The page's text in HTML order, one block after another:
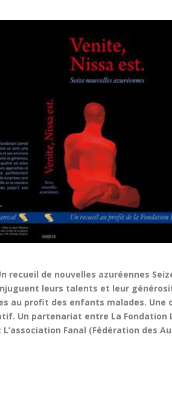
recueil de nouvelles azuréennes
leurs talents et leur
au profit des enfants malades. Une
Un partenariat entre La Fondation
Fanal (Fédération des